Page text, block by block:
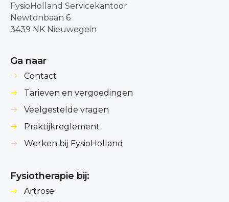
FysioHolland Servicekantoor
Newtonbaan 6
3439 NK Nieuwegein
Ga naar
Contact
Tarieven en vergoedingen
Veelgestelde vragen
Praktijkreglement
Werken bij FysioHolland
Fysiotherapie bij:
Artrose